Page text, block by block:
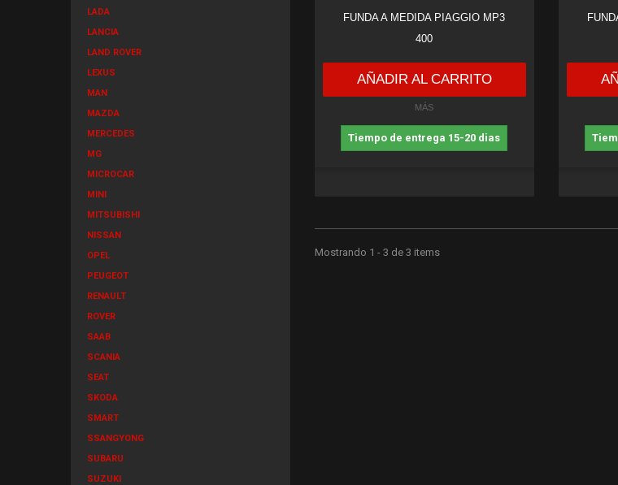
LADA
LANCIA
LAND ROVER
LEXUS
MAN
MAZDA
MERCEDES
MG
MICROCAR
MINI
MITSUBISHI
NISSAN
OPEL
PEUGEOT
RENAULT
ROVER
SAAB
SCANIA
SEAT
SKODA
SMART
SSANGYONG
SUBARU
SUZUKI
FUNDA A MEDIDA PIAGGIO MP3
400
AÑADIR AL CARRITO
MÁS
Tiempo de entrega 15-20 dias
Mostrando 1 - 3 de 3 items